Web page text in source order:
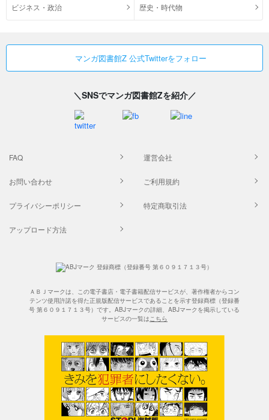
ビジネス・政治 歴史・時代物
マンガ図書館Z 公式Twitterをフォロー
＼SNSでマンガ図書館Zを紹介／
FAQ 運営会社
お問い合わせ ご利用規約
プライバシーポリシー 特定商取引法
アップロード方法
ＡＢＪマークは、この電子書店・電子書籍配信サービスが、著作権者からコン
テンツ使用許諾を得た正規版配信サービスであることを示す登録商標（登録番
号 第６０９１７１３号）です。ABJマークの詳細、ABJマークを掲示している
サービスの一覧はこちら